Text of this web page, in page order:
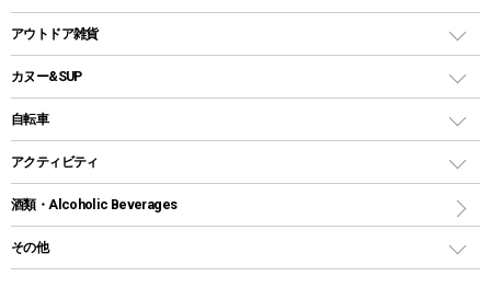
パラソル
テントアクセサリー
ペグ
グランドシート
ガイドロープ
ツール
鉄板、アミ
焚き火台&ストーブ
火起こし
バーベキューツール
クッカーセット
シェラカップ
クッキングツール
ナイフ
カトラリー
コップ付きタイプ
ワンタッチタイプ
プラスチックボトル
ディズニーボトル
クーラーバッグ
ウォータージャグ
保冷剤
アウトドアキャリー
アウトドア雑貨
バックパック&バッグ
リュック、バックパック
トートバッグ、サコッシュ
ショッピングキャリー
その他アウトドア雑貨
カヌー&SUP
インフレータブル
カヤック
パドル
自転車
折りたたみ自転車
スポーツサイクル
シティサイクル
アクティビティ
マリン
ラッシュガード
酒類・Alcoholic Beverages
その他